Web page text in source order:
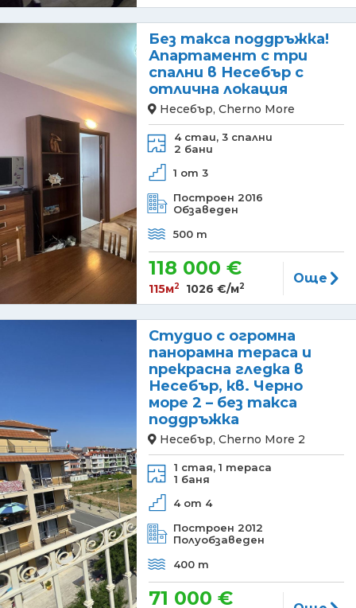
Без такса поддръжка!
Апартамент с три
спални в Несебър с
отлична локация
Несебър, Cherno More
4 стаи, 3 спални
2 бани
1 от 3
Построен 2016
Обзаведен
500 m
118 000 €
115м2 1026 €/м2
Още
Студио с огромна
панорамна тераса и
прекрасна гледка в
Несебър, кв. Черно
море 2 – без такса
поддръжка
Несебър, Cherno More 2
1 стая, 1 тераса
1 баня
4 от 4
Построен 2012
Полуобзаведен
400 m
71 000 €